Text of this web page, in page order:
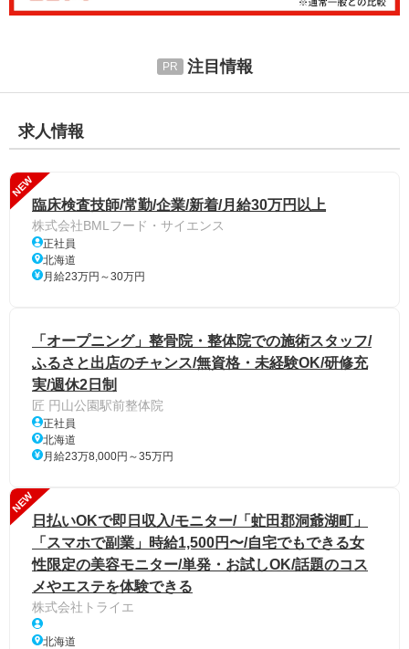
注目情報
求人情報
NEW
臨床検査技師/常勤/企業/新着/月給30万円以上
株式会社BMLフード・サイエンス
正社員
北海道
月給23万円～30万円
「オープニング」整骨院・整体院での施術スタッフ/
ふるさと出店のチャンス/無資格・未経験OK/研修充
実/週休2日制
匠 円山公園駅前整体院
正社員
北海道
月給23万8,000円～35万円
NEW
日払いOKで即日収入/モニター/「虻田郡洞爺湖町」
「スマホで副業」時給1,500円〜/自宅でもできる女
性限定の美容モニター/単発・お試しOK/話題のコス
メやエステを体験できる
株式会社トライエ
北海道